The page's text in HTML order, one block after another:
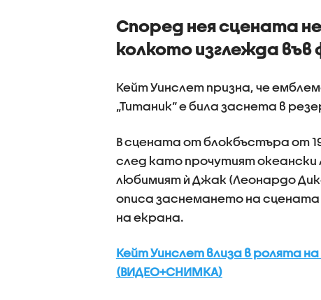
Според нея сцената
колкото изглежда във
Кейт Уинслет призна, че
„Титаник“ е била заснета в
В сцената от блокбъстъра от
след като прочутият
любимият ѝ Джак (Леонардо
описа заснемането на
на екрана.
Кейт Уинслет влиза в ролята
(ВИДЕО+СНИМКА)